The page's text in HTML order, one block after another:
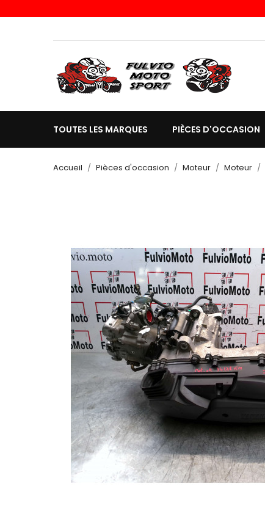
TOUTES LES MARQUES PIÈCES D'OCCASION
Accueil Pièces d'occasion Moteur Moteur